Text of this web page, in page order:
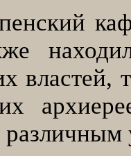
властей,